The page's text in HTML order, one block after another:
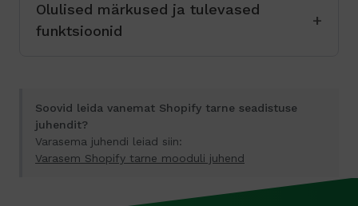
Olulised märkused ja tulevased
funktsioonid
Soovid leida vanemat Shopify tarne seadistuse
juhendit?
Varasema juhendi leiad siin:
Varasem Shopify tarne mooduli juhend